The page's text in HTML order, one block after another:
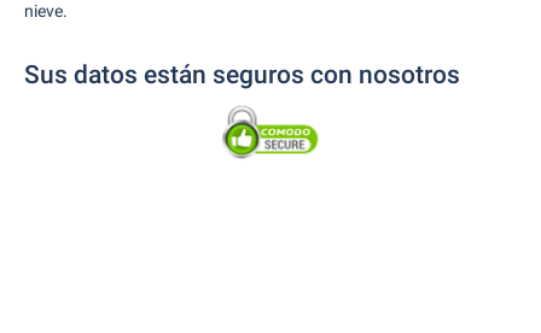
nieve.
Sus datos están seguros con nosotros